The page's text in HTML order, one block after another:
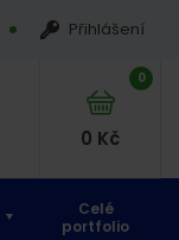
Přihlášení
0
0 Kč
Celé
portfolio